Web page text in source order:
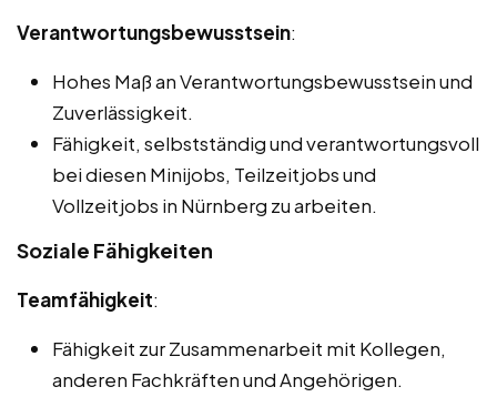
Verantwortungsbewusstsein:
Hohes Maß an Verantwortungsbewusstsein und
Zuverlässigkeit.
Fähigkeit, selbstständig und verantwortungsvoll
bei diesen Minijobs, Teilzeitjobs und
Vollzeitjobs in Nürnberg zu arbeiten.
Soziale Fähigkeiten
Teamfähigkeit:
Fähigkeit zur Zusammenarbeit mit Kollegen,
anderen Fachkräften und Angehörigen.